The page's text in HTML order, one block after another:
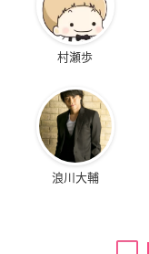
村瀬歩
浪川大輔